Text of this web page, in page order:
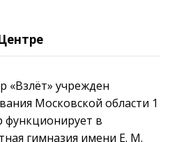
«Взлёт» учрежден
Московской области 1
функционирует в
гимназия имени Е. М.